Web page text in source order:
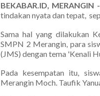
BEKABAR.ID, MERANGIN -
tindakan nyata dan tepat,
Sama hal yang dilakukan
SMPN 2 Merangin, para
(JMS) dengan tema 'Kenali
Pada kesempatan itu,
Merangin Moch. Taufik